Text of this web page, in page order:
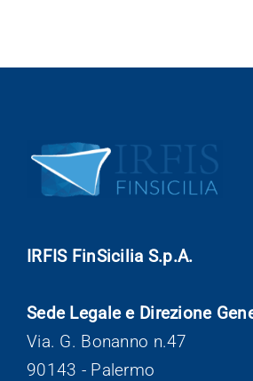
IRFIS FinSicilia S.p.A.
Sede Legale e Direzione
Via. G. Bonanno n.47
90143 - Palermo